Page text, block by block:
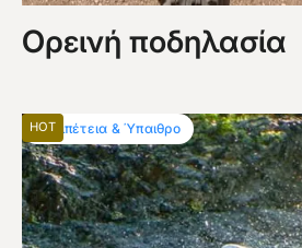
Ορεινή ποδηλασία
Περιπέτεια & Ύπαιθρο
HOT